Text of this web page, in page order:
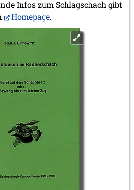
Infos zum Schlagschach gibt
Homepage.